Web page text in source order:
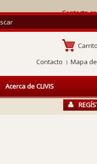
Contacte
Contacto
Mapa
Acerca de CLIVIS